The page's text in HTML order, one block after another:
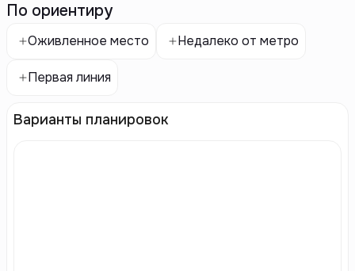
По ориентиру
Оживленное место Недалеко от метро
Первая линия
Варианты планировок